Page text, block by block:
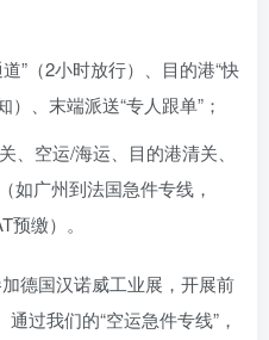
道”（2小时放行）、目的港“快
、末端派送“专人跟单”；
、空运/海运、目的港清关、
如广州到法国急件专线，
预缴）。
德国汉诺威工业展，开展前
过我们的“空运急件专线”，